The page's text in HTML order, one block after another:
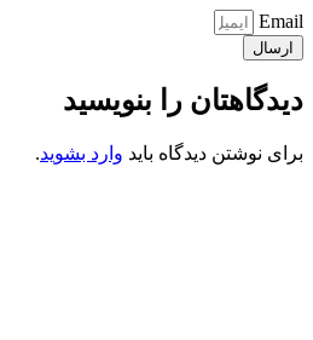
Email
ارسال
دیدگاهتان را بنویسید
برای نوشتن دیدگاه باید وارد بشوید.